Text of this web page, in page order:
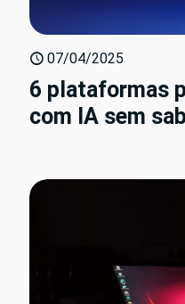
07/04/2025
6 plataformas
com IA sem